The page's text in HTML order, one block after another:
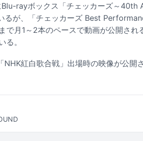
rayボックス「チェッカーズ～
るが、「チェッカーズ Best
で月1～2本のペースで動画が公開さ
る。
紅白歌合戦」出場時の映像が公開さ